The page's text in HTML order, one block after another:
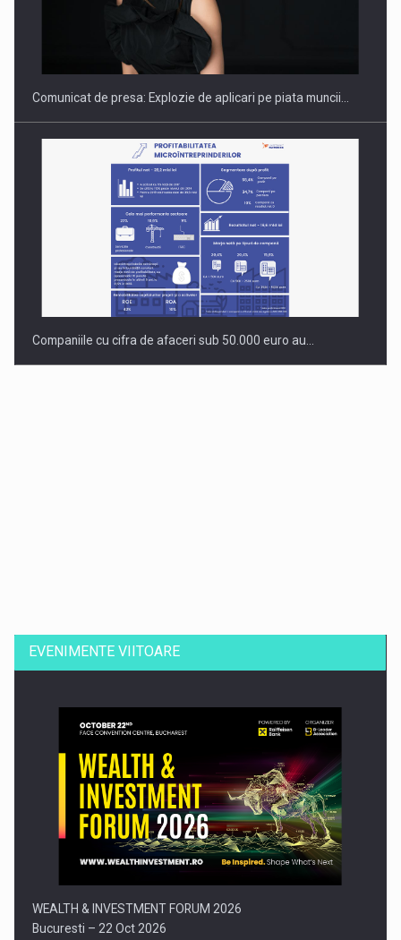
Fondul de investitii BoldMind si echipa de management a…
Comunicat de presa: Explozie de aplicari pe piata muncii…
Companiile cu cifra de afaceri sub 50.000 euro au…
Comunicat de presa: Joburile part-time reincep sa intre pe…
EVENIMENTE VIITOARE
WEALTH & INVESTMENT FORUM 2026
Bucuresti – 22 Oct 2026